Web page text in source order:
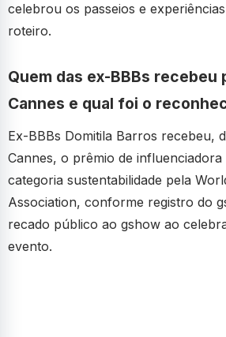
celebrou os passeios e
roteiro.
Quem das ex-BBBs recebeu
Cannes e qual foi o
Ex-BBBs Domitila Barros recebeu,
Cannes, o prêmio de
categoria sustentabilidade pela
Association, conforme registro do
recado público ao gshow ao
evento.